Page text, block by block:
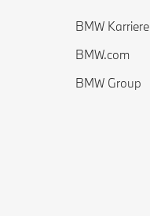
BMW Karriere
BMW.com
BMW Group